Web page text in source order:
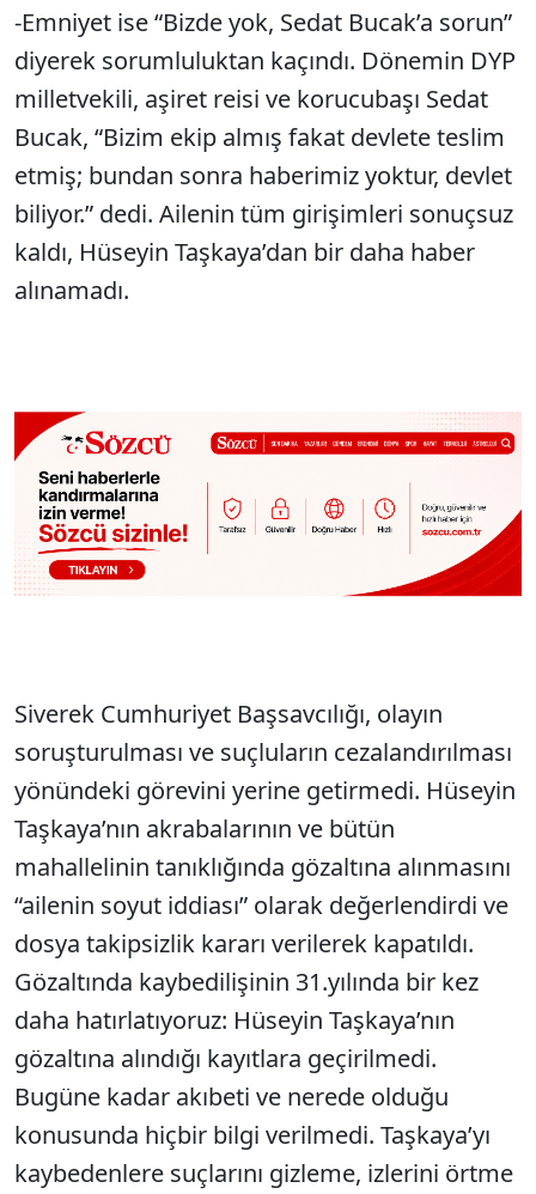
-Emniyet ise “Bizde yok, Sedat Bucak’a sorun”
diyerek sorumluluktan kaçındı. Dönemin DYP
milletvekili, aşiret reisi ve korucubaşı Sedat
Bucak, “Bizim ekip almış fakat devlete teslim
etmiş; bundan sonra haberimiz yoktur, devlet
biliyor.” dedi. Ailenin tüm girişimleri sonuçsuz
kaldı, Hüseyin Taşkaya’dan bir daha haber
alınamadı.
Siverek Cumhuriyet Başsavcılığı, olayın
soruşturulması ve suçluların cezalandırılması
yönündeki görevini yerine getirmedi. Hüseyin
Taşkaya’nın akrabalarının ve bütün
mahallelinin tanıklığında gözaltına alınmasını
“ailenin soyut iddiası” olarak değerlendirdi ve
dosya takipsizlik kararı verilerek kapatıldı.
Gözaltında kaybedilişinin 31.yılında bir kez
daha hatırlatıyoruz: Hüseyin Taşkaya’nın
gözaltına alındığı kayıtlara geçirilmedi.
Bugüne kadar akıbeti ve nerede olduğu
konusunda hiçbir bilgi verilmedi. Taşkaya’yı
kaybedenlere suçlarını gizleme, izlerini örtme